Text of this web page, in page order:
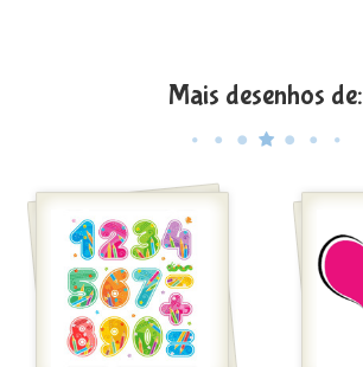
Mais desenhos de: